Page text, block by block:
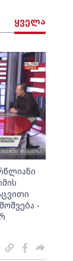
ყველა
-